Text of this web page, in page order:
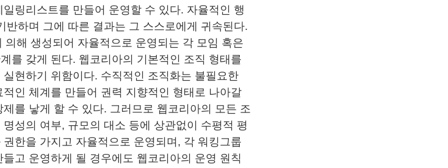
링리스트를 만들어 운영할 수 있다. 자율적인 행
반하며 그에 따른 결과는 그 스스로에게 귀속된다.
의해 생성되어 자율적으로 운영되는 각 모임 혹은
를 갖게 된다. 웹코리아의 기본적인 조직 형태를
현하기 위함이다. 수직적인 조직화는 불필요한
인 체계를 만들어 권력 지향적인 형태로 나아갈
를 낳게 할 수 있다. 그러므로 웹코리아의 모든 조
성의 여부, 규모의 대소 등에 상관없이 수평적 평
한을 가지고 자율적으로 운영되며, 각 워킹그룹
고 운영하게 될 경우에도 웹코리아의 운영 원칙